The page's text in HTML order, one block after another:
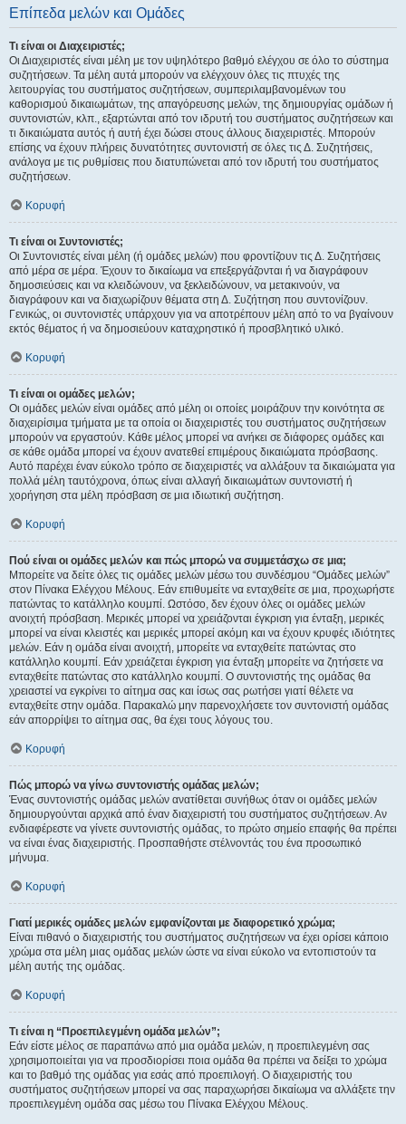
Επίπεδα μελών και Ομάδες
Τι είναι οι Διαχειριστές;
Οι Διαχειριστές είναι μέλη με τον υψηλότερο βαθμό ελέγχου σε όλο το σύστημα
συζητήσεων. Τα μέλη αυτά μπορούν να ελέγχουν όλες τις πτυχές της
λειτουργίας του συστήματος συζητήσεων, συμπεριλαμβανομένων του
καθορισμού δικαιωμάτων, της απαγόρευσης μελών, της δημιουργίας ομάδων ή
συντονιστών, κλπ., εξαρτώνται από τον ιδρυτή του συστήματος συζητήσεων και
τι δικαιώματα αυτός ή αυτή έχει δώσει στους άλλους διαχειριστές. Μπορούν
επίσης να έχουν πλήρεις δυνατότητες συντονιστή σε όλες τις Δ. Συζητήσεις,
ανάλογα με τις ρυθμίσεις που διατυπώνεται από τον ιδρυτή του συστήματος
συζητήσεων.
Κορυφή
Τι είναι οι Συντονιστές;
Οι Συντονιστές είναι μέλη (ή ομάδες μελών) που φροντίζουν τις Δ. Συζητήσεις
από μέρα σε μέρα. Έχουν το δικαίωμα να επεξεργάζονται ή να διαγράφουν
δημοσιεύσεις και να κλειδώνουν, να ξεκλειδώνουν, να μετακινούν, να
διαγράφουν και να διαχωρίζουν θέματα στη Δ. Συζήτηση που συντονίζουν.
Γενικώς, οι συντονιστές υπάρχουν για να αποτρέπουν μέλη από το να βγαίνουν
εκτός θέματος ή να δημοσιεύουν καταχρηστικό ή προσβλητικό υλικό.
Κορυφή
Τι είναι οι ομάδες μελών;
Οι ομάδες μελών είναι ομάδες από μέλη οι οποίες μοιράζουν την κοινότητα σε
διαχειρίσιμα τμήματα με τα οποία οι διαχειριστές του συστήματος συζητήσεων
μπορούν να εργαστούν. Κάθε μέλος μπορεί να ανήκει σε διάφορες ομάδες και
σε κάθε ομάδα μπορεί να έχουν ανατεθεί επιμέρους δικαιώματα πρόσβασης.
Αυτό παρέχει έναν εύκολο τρόπο σε διαχειριστές να αλλάξουν τα δικαιώματα για
πολλά μέλη ταυτόχρονα, όπως είναι αλλαγή δικαιωμάτων συντονιστή ή
χορήγηση στα μέλη πρόσβαση σε μια ιδιωτική συζήτηση.
Κορυφή
Πού είναι οι ομάδες μελών και πώς μπορώ να συμμετάσχω σε μια;
Μπορείτε να δείτε όλες τις ομάδες μελών μέσω του συνδέσμου “Ομάδες μελών”
στον Πίνακα Ελέγχου Μέλους. Εάν επιθυμείτε να ενταχθείτε σε μια, προχωρήστε
πατώντας το κατάλληλο κουμπί. Ωστόσο, δεν έχουν όλες οι ομάδες μελών
ανοιχτή πρόσβαση. Μερικές μπορεί να χρειάζονται έγκριση για ένταξη, μερικές
μπορεί να είναι κλειστές και μερικές μπορεί ακόμη και να έχουν κρυφές ιδιότητες
μελών. Εάν η ομάδα είναι ανοιχτή, μπορείτε να ενταχθείτε πατώντας στο
κατάλληλο κουμπί. Εάν χρειάζεται έγκριση για ένταξη μπορείτε να ζητήσετε να
ενταχθείτε πατώντας στο κατάλληλο κουμπί. Ο συντονιστής της ομάδας θα
χρειαστεί να εγκρίνει το αίτημα σας και ίσως σας ρωτήσει γιατί θέλετε να
ενταχθείτε στην ομάδα. Παρακαλώ μην παρενοχλήσετε τον συντονιστή ομάδας
εάν απορρίψει το αίτημα σας, θα έχει τους λόγους του.
Κορυφή
Πώς μπορώ να γίνω συντονιστής ομάδας μελών;
Ένας συντονιστής ομάδας μελών ανατίθεται συνήθως όταν οι ομάδες μελών
δημιουργούνται αρχικά από έναν διαχειριστή του συστήματος συζητήσεων. Αν
ενδιαφέρεστε να γίνετε συντονιστής ομάδας, το πρώτο σημείο επαφής θα πρέπει
να είναι ένας διαχειριστής. Προσπαθήστε στέλνοντάς του ένα προσωπικό
μήνυμα.
Κορυφή
Γιατί μερικές ομάδες μελών εμφανίζονται με διαφορετικό χρώμα;
Είναι πιθανό ο διαχειριστής του συστήματος συζητήσεων να έχει ορίσει κάποιο
χρώμα στα μέλη μιας ομάδας μελών ώστε να είναι εύκολο να εντοπιστούν τα
μέλη αυτής της ομάδας.
Κορυφή
Τι είναι η “Προεπιλεγμένη ομάδα μελών”;
Εάν είστε μέλος σε παραπάνω από μια ομάδα μελών, η προεπιλεγμένη σας
χρησιμοποιείται για να προσδιορίσει ποια ομάδα θα πρέπει να δείξει το χρώμα
και το βαθμό της ομάδας για εσάς από προεπιλογή. Ο διαχειριστής του
συστήματος συζητήσεων μπορεί να σας παραχωρήσει δικαίωμα να αλλάξετε την
προεπιλεγμένη ομάδα σας μέσω του Πίνακα Ελέγχου Μέλους.